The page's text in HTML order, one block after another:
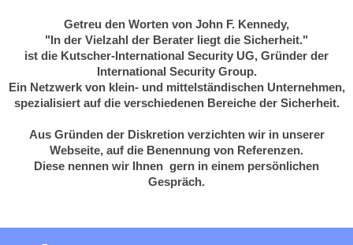
Getreu den Worten von John F. Kennedy,
"In der Vielzahl der Berater liegt die Sicherheit."
ist die Kutscher-International Security UG, Gründer der
International Security Group.
Ein Netzwerk von klein- und mittelständischen Unternehmen,
spezialisiert auf die verschiedenen Bereiche der Sicherheit.
Aus Gründen der Diskretion verzichten wir in unserer
Webseite, auf die Benennung von Referenzen.
Diese nennen wir Ihnen gern in einem persönlichen
Gespräch.